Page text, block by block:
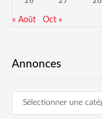
« Août Oct »
Annonces